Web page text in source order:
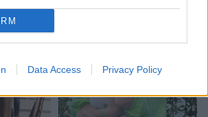
Data Access Privacy Policy